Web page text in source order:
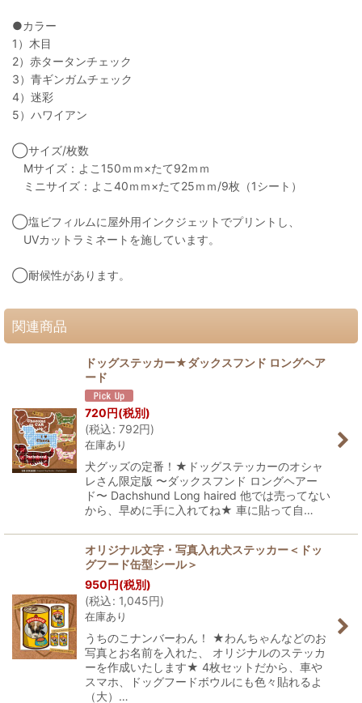
●カラー
1）木目
2）赤タータンチェック
3）青ギンガムチェック
4）迷彩
5）ハワイアン
◯サイズ/枚数
Mサイズ：よこ150ｍｍ×たて92ｍｍ
ミニサイズ：よこ40ｍｍ×たて25ｍｍ/9枚（1シート）
◯塩ビフィルムに屋外用インクジェットでプリントし、
UVカットラミネートを施しています。
◯耐候性があります。
関連商品
ドッグステッカー★ダックスフンド ロングヘア
ード
720円(税別)
(税込: 792円)
在庫あり
犬グッズの定番！★ドッグステッカーのオシャ
レさん限定版 〜ダックスフンド ロングヘアー
ド〜 Dachshund Long haired 他では売ってない
から、早めに手に入れてね★ 車に貼って自…
オリジナル文字・写真入れ犬ステッカー＜ドッ
グフード缶型シール＞
950円(税別)
(税込: 1,045円)
在庫あり
うちのこナンバーわん！ ★わんちゃんなどのお
写真とお名前を入れた、 オリジナルのステッカ
ーを作成いたします★ 4枚セットだから、車や
スマホ、ドッグフードボウルにも色々貼れるよ
（大）…